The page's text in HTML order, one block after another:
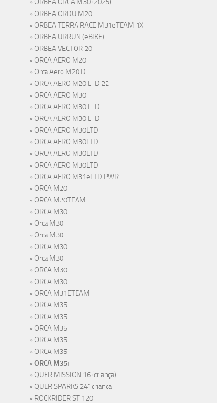
ORBEA ORCA M30 (2025)
ORBEA ORDU M20
ORBEA TERRA RACE M31eTEAM 1X
ORBEA URRUN (eBIKE)
ORBEA VECTOR 20
ORCA AERO M20
Orca Aero M20 D
ORCA AERO M20 LTD 22
ORCA AERO M30
ORCA AERO M30iLTD
ORCA AERO M30iLTD
ORCA AERO M30LTD
ORCA AERO M30LTD
ORCA AERO M30LTD
ORCA AERO M30LTD
ORCA AERO M31eLTD PWR
ORCA M20
ORCA M20TEAM
ORCA M30
Orca M30
Orca M30
ORCA M30
Orca M30
ORCA M30
ORCA M30
ORCA M31ETEAM
ORCA M35
ORCA M35
ORCA M35i
ORCA M35i
ORCA M35i
ORCA M35i
QUER MISSION 16 (criança)
QÜER SPARKS 24" criança
ROCKRIDER ST 120